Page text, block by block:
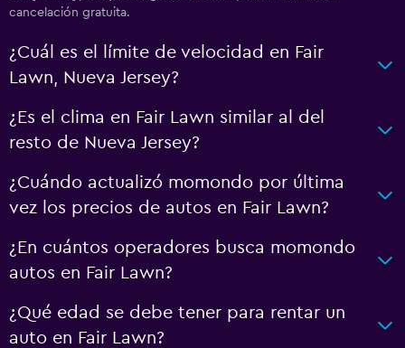
cancelación gratuita.
¿Cuál es el límite de velocidad en Fair
Lawn, Nueva Jersey?
¿Es el clima en Fair Lawn similar al del
resto de Nueva Jersey?
¿Cuándo actualizó momondo por última
vez los precios de autos en Fair Lawn?
¿En cuántos operadores busca momondo
autos en Fair Lawn?
¿Qué edad se debe tener para rentar un
auto en Fair Lawn?